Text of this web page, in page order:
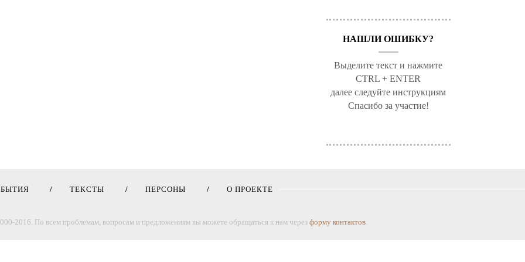
НАШЛИ ОШИБКУ?
Выделите текст и нажмите
CTRL + ENTER
далее следуйте инструкциям
Спасибо за участие!
ТЕКСТЫ ПЕРСОНЫ О ПРОЕКТЕ
2016. По всем проблемам, вопросам и предложениям вы можете обращаться к нам через форму контактов.